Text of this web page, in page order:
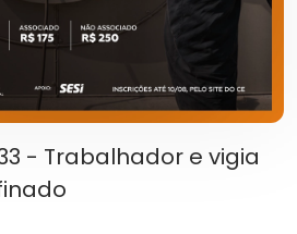
- Trabalhador e vigia